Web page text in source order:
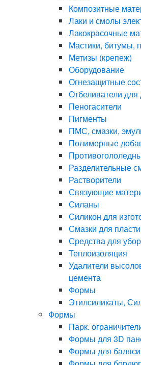
Композитные
Лаки и смолы
Лакокрасочные
Мастики, битумы,
Метизы (крепеж)
Оборудование
Огнезащитные
Отбеливатели
Пеногасители
Пигменты
ПМС, смазки,
Полимерные
Разделительные
Растворители
Связующие
Силаны
Силикон для
Смазки для
Средства для
Теплоизоляция
Удалители
цемента
Формы
Этилсиликаты,
Формы
Парк.
Формы для 3D
Формы для